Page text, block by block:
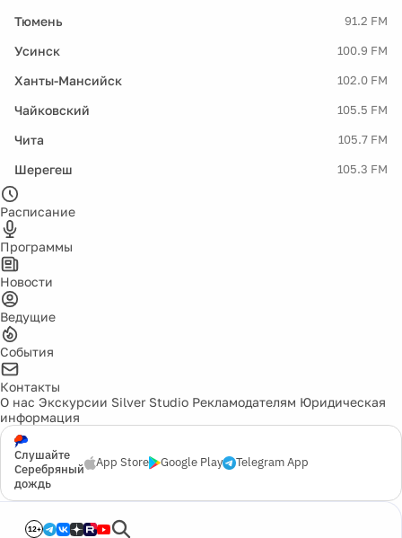
Тюмень 91.2 FM
Усинск 100.9 FM
Ханты-Мансийск 102.0 FM
Чайковский 105.5 FM
Чита 105.7 FM
Шерегеш 105.3 FM
Расписание
Программы
Новости
Ведущие
События
Контакты
О нас Экскурсии Silver Studio Рекламодателям Юридическая
информация
Слушайте
Серебряный
дождь
App Store Google Play Telegram App
12+